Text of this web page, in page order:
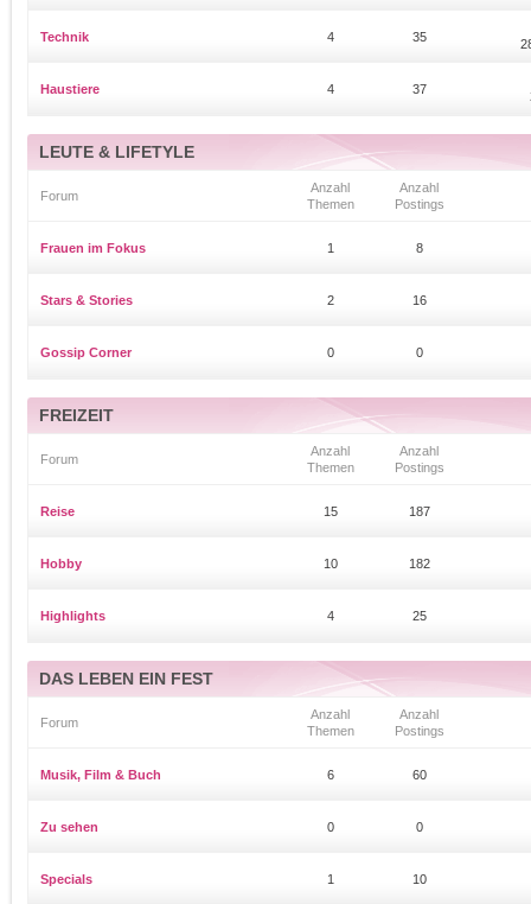
Technik 4 35
Haustiere 4 37
LEUTE & LIFETYLE
Forum
Anzahl
Themen
Anzahl
Postings
Frauen im Fokus 1 8
Stars & Stories 2 16
Gossip Corner 0 0
FREIZEIT
Forum
Anzahl
Themen
Anzahl
Postings
Reise 15 187
Hobby 10 182
Highlights 4 25
DAS LEBEN EIN FEST
Forum
Anzahl
Themen
Anzahl
Postings
Musik, Film & Buch 6 60
Zu sehen 0 0
Specials 1 10